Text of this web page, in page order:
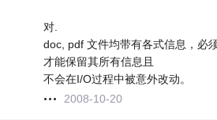
对.
doc, pdf 文件均带有各式信息，必
才能保留其所有信息且
不会在I/O过程中被意外改动。
2008-10-20